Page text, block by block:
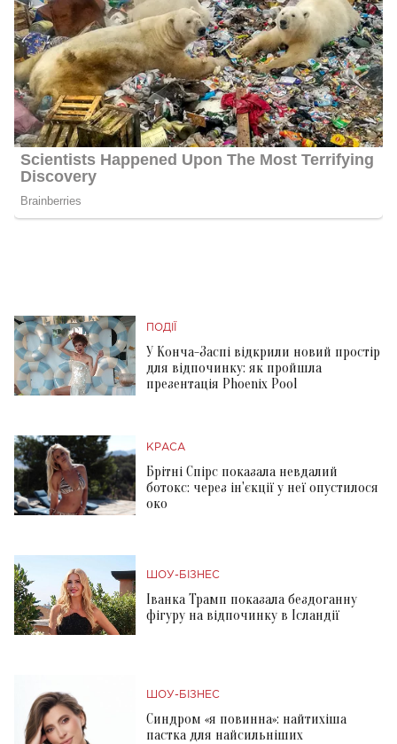
ПОДІЇ
У Конча-Заспі відкрили новий простір
для відпочинку: як пройшла
презентація Phoenix Pool
КРАСА
Брітні Спірс показала невдалий
ботокс: через ін'єкції у неї опустилося
око
ШОУ-БІЗНЕС
Іванка Трамп показала бездоганну
фігуру на відпочинку в Ісландії
ШОУ-БІЗНЕС
Синдром «я повинна»: найтихіша
пастка для найсильніших